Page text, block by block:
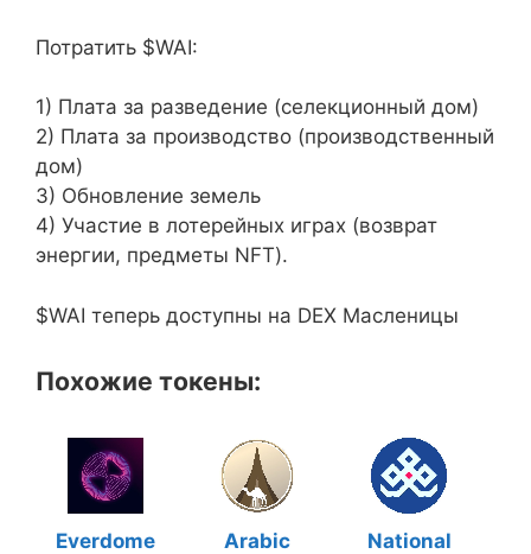
Потратить $WAI:
1) Плата за разведение (селекционный дом)
2) Плата за производство (производственный
дом)
3) Обновление земель
4) Участие в лотерейных играх (возврат
энергии, предметы NFT).
$WAI теперь доступны на DEX Масленицы
Похожие токены:
Everdome Arabic
National